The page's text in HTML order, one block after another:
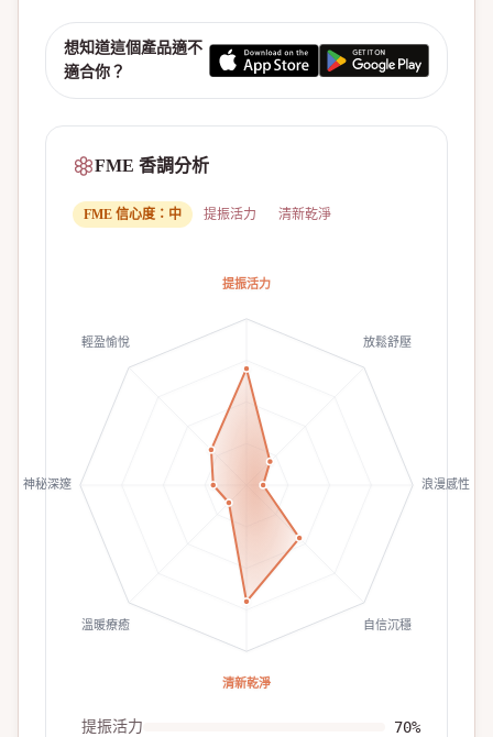
想知道這個產品適不
適合你？
FME 香調分析
FME 信心度： 中 提振活力 清新乾淨
提振活力
放鬆舒壓
浪漫感性
自信沉穩
清新乾淨
溫暖療癒
神秘深邃
輕盈愉悅
提振活力 70%